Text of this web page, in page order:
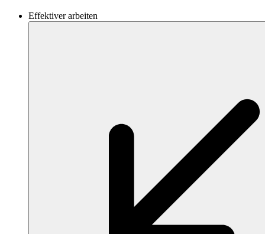
Effektiver arbeiten